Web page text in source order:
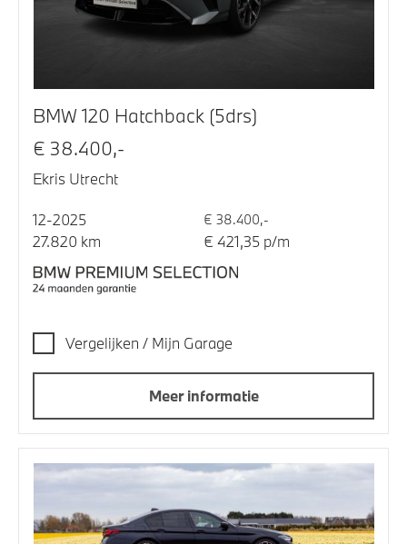
BMW 120 Hatchback (5drs)
€ 38.400,-
Ekris Utrecht
12-2025 € 38.400,-
27.820 km € 421,35 p/m
Vergelijken / Mijn Garage
Meer informatie